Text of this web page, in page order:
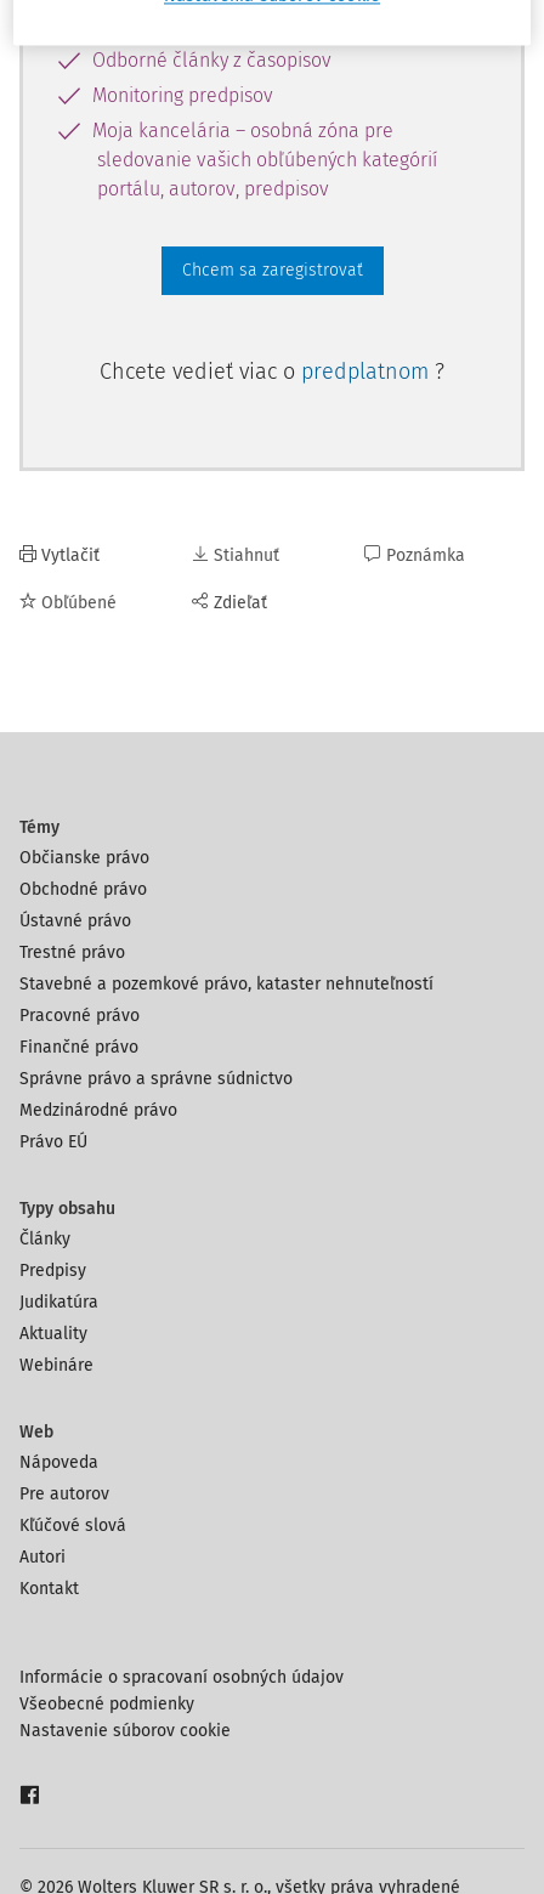
Odborné články z časopisov
Monitoring predpisov
Moja kancelária – osobná zóna pre
sledovanie vašich obľúbených kategórií
portálu, autorov, predpisov
Chcem sa zaregistrovať
Chcete vedieť viac o predplatnom ?
Vytlačiť
Obľúbené
Stiahnuť
Zdieľať
Poznámka
Témy
Občianske právo
Obchodné právo
Ústavné právo
Trestné právo
Stavebné a pozemkové právo, kataster nehnuteľností
Pracovné právo
Finančné právo
Správne právo a správne súdnictvo
Medzinárodné právo
Právo EÚ
Typy obsahu
Články
Predpisy
Judikatúra
Aktuality
Webináre
Web
Nápoveda
Pre autorov
Kľúčové slová
Autori
Kontakt
© 2026 Wolters Kluwer SR s. r. o., všetky práva vyhradené
Informácie o spracovaní osobných údajov
Všeobecné podmienky
Nastavenie súborov cookie